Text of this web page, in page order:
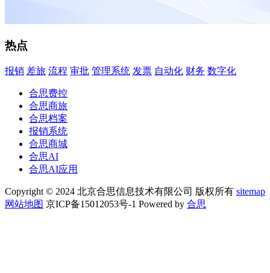
热点
报销 差旅 流程 审批 管理系统 发票 自动化 财务 数字化
合思费控
合思商旅
合思档案
报销系统
合思商城
合思AI
合思AI应用
Copyright © 2024 北京合思信息技术有限公司 版权所有 sitemap
网站地图 京ICP备15012053号-1 Powered by 合思